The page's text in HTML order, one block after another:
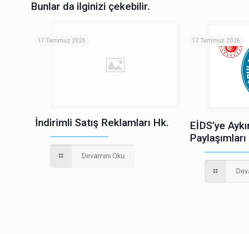
Bunlar da ilginizi çekebilir.
17 Temmuz 2026
İndirimli Satış Reklamları Hk.
Devamını Oku
17 Temmuz 2026
EİDS’ye